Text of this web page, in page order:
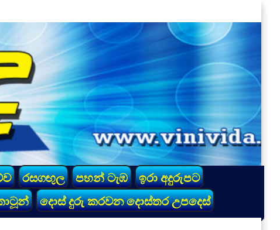
රසගඟුල පහන් ටැඹ
ඉරා අදුරුපට
දොස් දුරු කරවන දොස්තර උපදෙස්